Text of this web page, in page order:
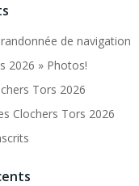
de navigation
2026 » Photos!
Tors 2026
Clochers Tors 2026